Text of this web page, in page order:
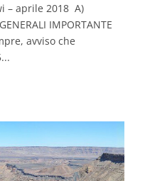
– aprile 2018 A)
IMPORTANTE
avviso che